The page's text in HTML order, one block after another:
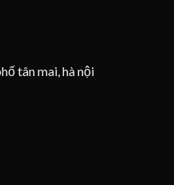
tân mai, hà nội